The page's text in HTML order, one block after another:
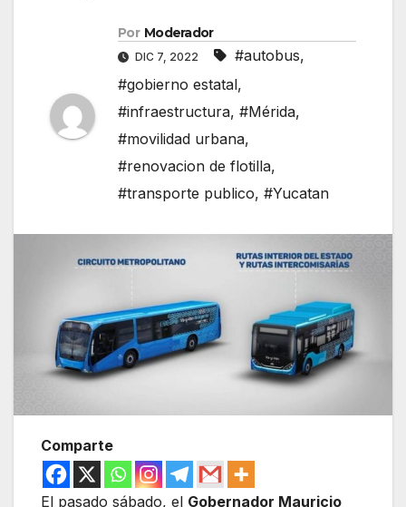
Por Moderador
DIC 7, 2022 #autobus,
#gobierno estatal,
#infraestructura, #Mérida,
#movilidad urbana,
#renovacion de flotilla,
#transporte publico, #Yucatan
Comparte
El pasado sábado, el Gobernador Mauricio